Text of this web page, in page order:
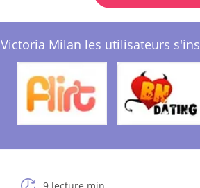
Victoria Milan les utilisateurs